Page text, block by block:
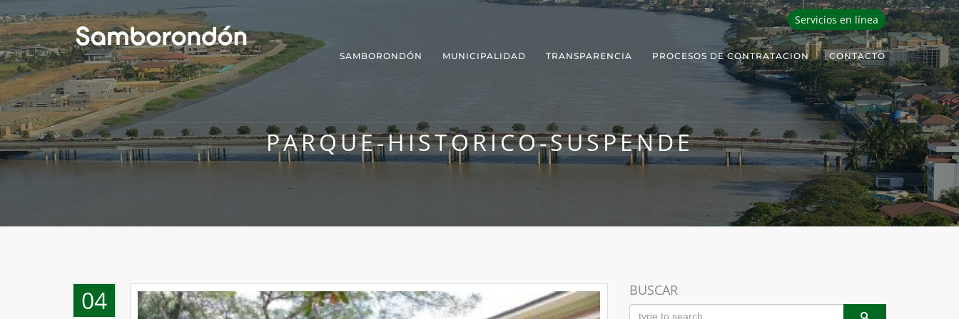
Servicios en línea
SAMBORONDÓN MUNICIPALIDAD TRANSPARENCIA PROCESOS DE CONTRATACION CONTACTO
PARQUE-HISTORICO-SUSPENDE
04 BUSCAR